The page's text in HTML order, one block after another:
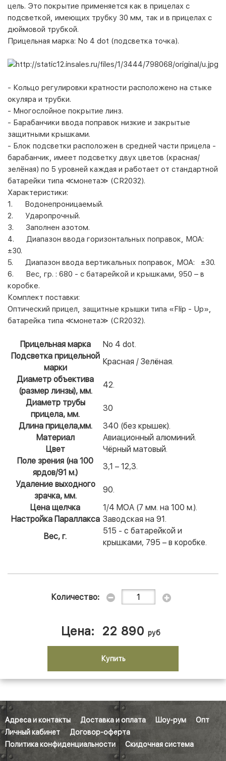
цель. Это покрытие применяется как в прицелах с
подсветкой, имеющих трубку 30 мм, так и в прицелах с
дюймовой трубкой.
Прицельная марка: No 4 dot (подсветка точка).
- Кольцо регулировки кратности расположено на стыке
окуляра и трубки.
- Многослойное покрытие линз.
- Барабанчики ввода поправок низкие и закрытые
защитными крышками.
- Блок подсветки расположен в средней части прицела -
барабанчик, имеет подсветку двух цветов (красная/
зелёная) по 5 уровней каждая и работает от стандартной
батарейки типа ≪монета≫ (CR2032).
Характеристики:
1. Водонепроницаемый.
2. Ударопрочный.
3. Заполнен азотом.
4. Диапазон ввода горизонтальных поправок, МОА:
±30.
5. Диапазон ввода вертикальных поправок, МОА: ±30.
6. Вес, гр. : 680 - с батарейкой и крышками, 950 – в
коробке.
Комплект поставки:
Оптический прицел, защитные крышки типа «Flip - Up»,
батарейка типа ≪монета≫ (CR2032).
Прицельная марка
No 4 dot.
Подсветка прицельной
марки
Красная / Зелёная.
Диаметр объектива
(размер линзы), мм.
42.
Диаметр трубы
прицела, мм.
30
Длина прицела,мм.
340 (без крышек).
Материал
Авиационный алюминий.
Цвет
Чёрный матовый.
Поле зрения (на 100
ярдов/91 м.)
3,1 – 12,3.
Удаление выходного
зрачка, мм.
90.
Цена щелчка
1/4 МОА (7 мм. на 100 м.).
Настройка Параллакса Заводская на 91.
Вес, г.
515 - с батарейкой и
крышками, 795 – в коробке.
Количество:
Цена: 22 890 руб
Купить
Адреса и контакты Доставка и оплата Шоу-рум
Опт
Личный кабинет
Договор-оферта
Политика конфиденциальности
Скидочная система